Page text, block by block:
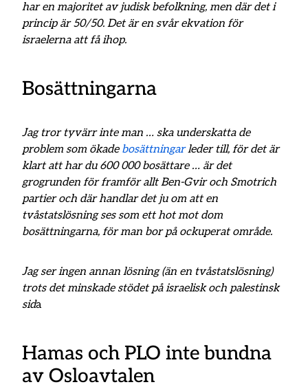
har en majoritet av judisk befolkning, men där det i
princip är 50/50. Det är en svår ekvation för
israelerna att få ihop.
Bosättningarna
Jag tror tyvärr inte man … ska underskatta de
problem som ökade bosättningarleder till, för det är
klart att har du 600 000 bosättare … är det
grogrunden för framför allt Ben-Gvir och Smotrich
partier och där handlar det ju om att en
tvåstatslösning ses som ett hot mot dom
bosättningarna, för man bor på ockuperat område.
Jag ser ingen annan lösning (än en tvåstatslösning)
trots det minskade stödet på israelisk och palestinsk
sida
Hamas och PLO inte bundna
av Osloavtalen